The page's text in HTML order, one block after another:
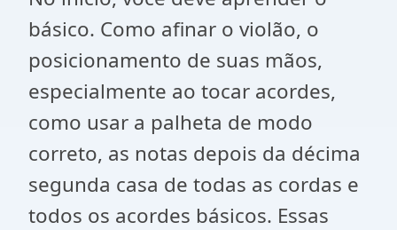
básico. Como afinar o violão, o
posicionamento de suas mãos,
especialmente ao tocar acordes,
como usar a palheta de modo
correto, as notas depois da décima
segunda casa de todas as cordas e
todos os acordes básicos. Essas